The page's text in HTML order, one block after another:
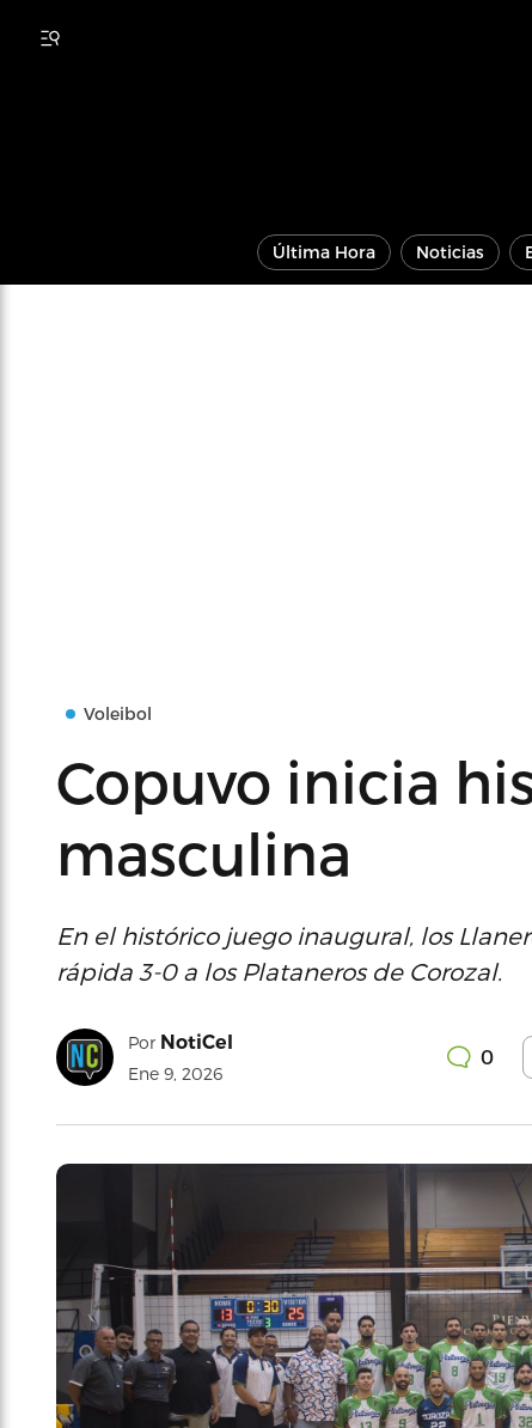
Última Hora Noticias
Voleibol
Copuvo inicia
masculina
En el histórico juego inaugural, los
rápida 3-0 a los Plataneros de Corozal.
Por NotiCel
Ene 9, 2026
0